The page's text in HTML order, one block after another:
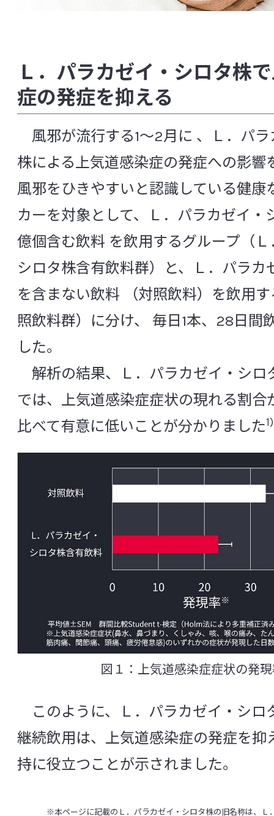
化粧品研究所
安全性研究所
分析試験研究所
非営利法人ヤクルト本社ヨーロッパ
Ｌ．パラカゼイ・シロタ株
症の発症を抑える
風邪が流行する1～2月に 、Ｌ．パ
株による上気道感染症の発症への影響
風邪をひきやすいと認識している健康
カーを対象として、Ｌ．パラカゼイ・
億個含む飲料 を飲用するグループ（
シロタ株含有飲料群）と、Ｌ．パラカ
を含まない飲料 （対照飲料）を飲用
照飲料群）に分け、 毎日1本、28日間
した。
解析の結果、Ｌ．パラカゼイ・シロ
では、上気道感染症症状の現れる割合
比べて有意に低いことが分かりました1)
図１：上気道感染症症状の発
このように、Ｌ．パラカゼイ・シロ
継続飲用は、上気道感染症の発症を抑
持に役立つことが示されました。
※本ページに記載のＬ．パラカゼイ・シロタ株の旧名称は、Ｌ